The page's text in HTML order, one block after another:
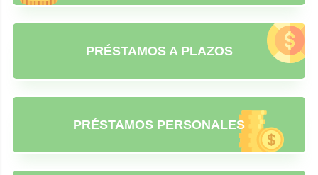
PRÉSTAMOS A PLAZOS
PRÉSTAMOS PERSONALES